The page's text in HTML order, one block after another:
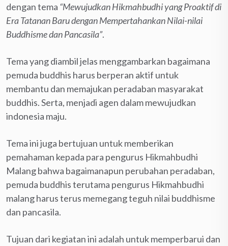
dengan tema “Mewujudkan Hikmahbudhi yang Proaktif di
Era Tatanan Baru dengan Mempertahankan Nilai-nilai
Buddhisme dan Pancasila”.
Tema yang diambil jelas menggambarkan bagaimana
pemuda buddhis harus berperan aktif untuk
membantu dan memajukan peradaban masyarakat
buddhis. Serta, menjadi agen dalam mewujudkan
indonesia maju.
Tema ini juga bertujuan untuk memberikan
pemahaman kepada para pengurus Hikmahbudhi
Malang bahwa bagaimanapun perubahan peradaban,
pemuda buddhis terutama pengurus Hikmahbudhi
malang harus terus memegang teguh nilai buddhisme
dan pancasila.
Tujuan dari kegiatan ini adalah untuk memperbarui dan